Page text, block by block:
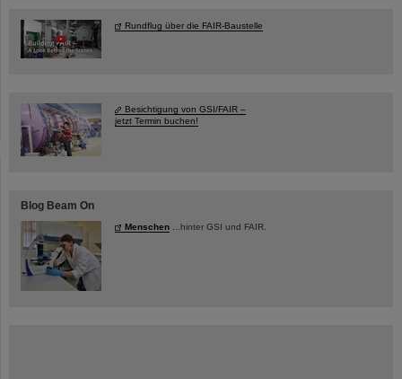
Rundflug über die FAIR-Baustelle
Besichtigung von GSI/FAIR –
jetzt Termin buchen!
Blog Beam On
Menschen ...hinter GSI und FAIR.